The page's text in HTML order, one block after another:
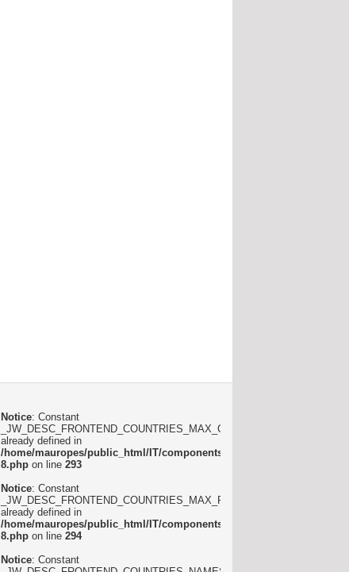
Notice: Constant
_JW_DESC_FRONTEND_COUNTRIES_MAX_COLUMNS
already defined in
/home/mauropes/public_html/IT/components/com_joomlawatch/lang/
8.php on line293
Notice: Constant
_JW_DESC_FRONTEND_COUNTRIES_MAX_ROWS
already defined in
/home/mauropes/public_html/IT/components/com_joomlawatch/lang/
8.php on line294
Notice: Constant